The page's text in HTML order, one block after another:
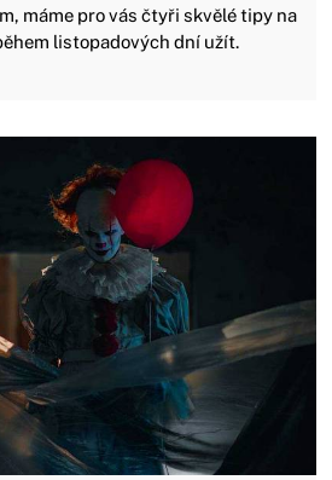
máme pro vás čtyři skvělé tipy na
listopadových dní užít.